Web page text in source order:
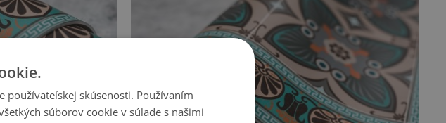
používateľskej skúsenosti. Používaním
súborov cookie v súlade s našimi